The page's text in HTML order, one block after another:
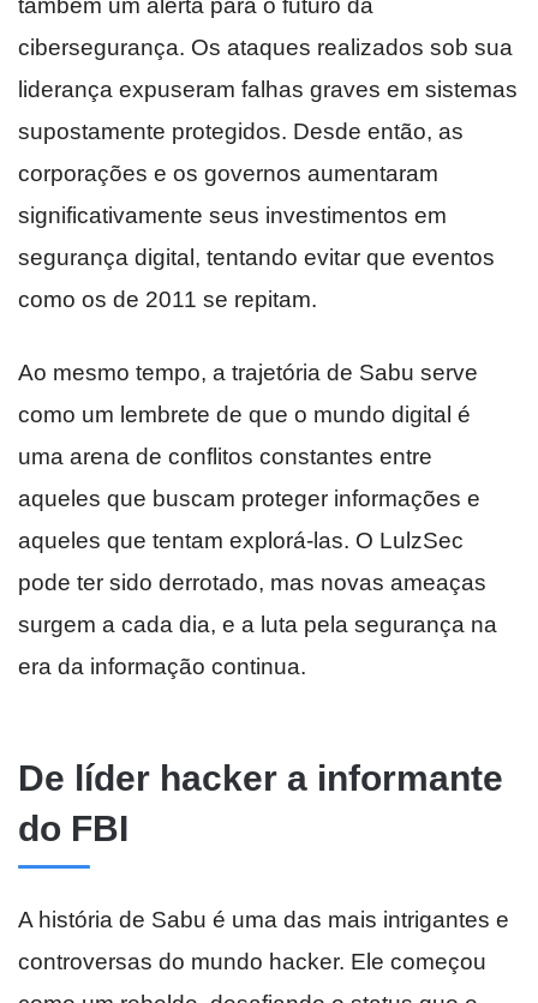
cibersegurança. Os ataques realizados sob sua
liderança expuseram falhas graves em sistemas
supostamente protegidos. Desde então, as
corporações e os governos aumentaram
significativamente seus investimentos em
segurança digital, tentando evitar que eventos
como os de 2011 se repitam.
Ao mesmo tempo, a trajetória de Sabu serve
como um lembrete de que o mundo digital é
uma arena de conflitos constantes entre
aqueles que buscam proteger informações e
aqueles que tentam explorá-las. O LulzSec
pode ter sido derrotado, mas novas ameaças
surgem a cada dia, e a luta pela segurança na
era da informação continua.
De líder hacker a informante
do FBI
A história de Sabu é uma das mais intrigantes e
controversas do mundo hacker. Ele começou